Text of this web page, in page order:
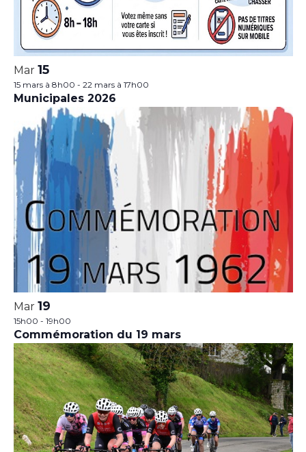
Mar 15
15 mars à 8h00 - 22 mars à 17h00
Municipales 2026
Mar 19
15h00 - 19h00
Commémoration du 19 mars